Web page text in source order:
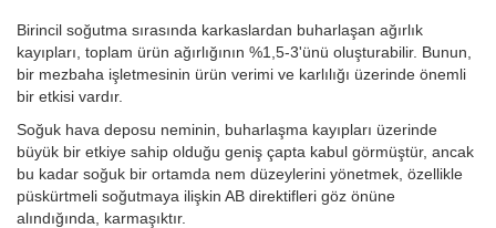
Birincil soğutma sırasında karkaslardan buharlaşan ağırlık
kayıpları, toplam ürün ağırlığının %1,5-3'ünü oluşturabilir. Bunun,
bir mezbaha işletmesinin ürün verimi ve karlılığı üzerinde önemli
bir etkisi vardır.
Soğuk hava deposu neminin, buharlaşma kayıpları üzerinde
büyük bir etkiye sahip olduğu geniş çapta kabul görmüştür, ancak
bu kadar soğuk bir ortamda nem düzeylerini yönetmek, özellikle
püskürtmeli soğutmaya ilişkin AB direktifleri göz önüne
alındığında, karmaşıktır.